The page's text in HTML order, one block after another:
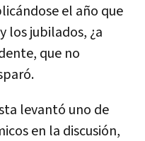
el año que
los jubilados, ¿a
que no
levantó uno de
en la discusión,